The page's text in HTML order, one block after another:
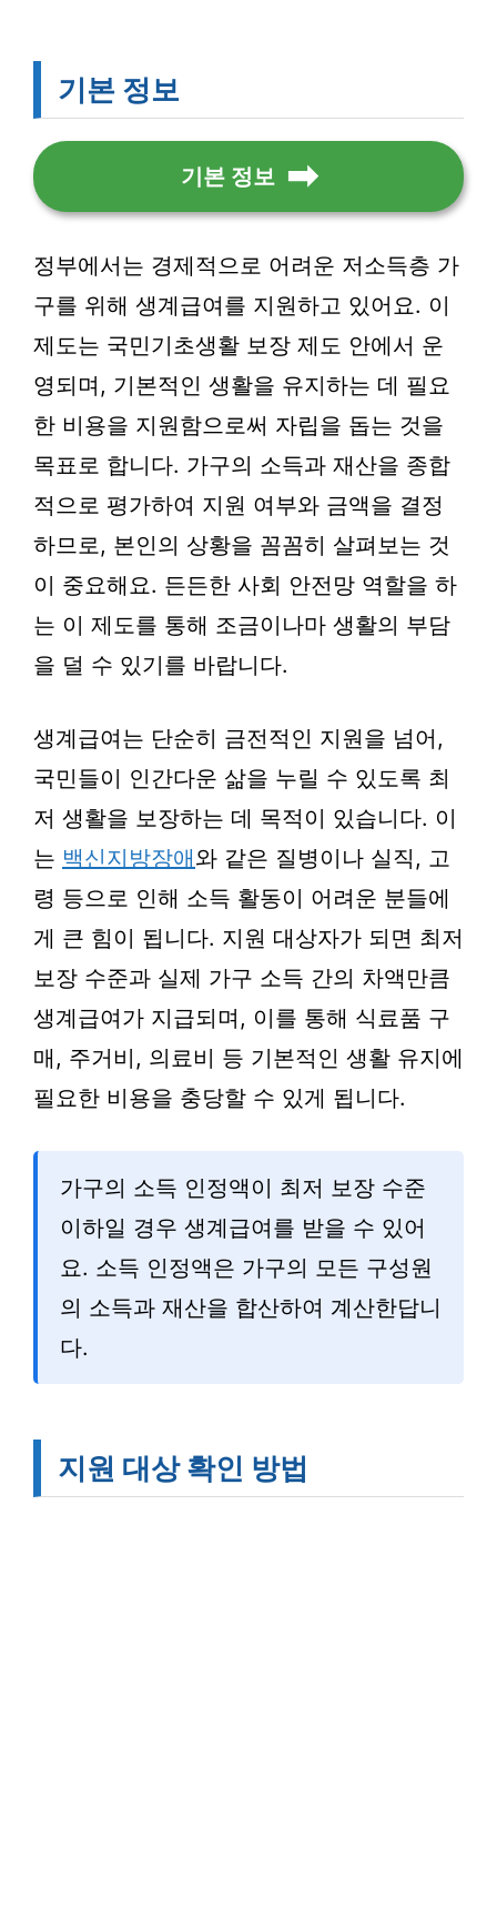
기본 정보
기본 정보
정부에서는 경제적으로 어려운 저소득층 가
구를 위해 생계급여를 지원하고 있어요. 이
제도는 국민기초생활 보장 제도 안에서 운
영되며, 기본적인 생활을 유지하는 데 필요
한 비용을 지원함으로써 자립을 돕는 것을
목표로 합니다. 가구의 소득과 재산을 종합
적으로 평가하여 지원 여부와 금액을 결정
하므로, 본인의 상황을 꼼꼼히 살펴보는 것
이 중요해요. 든든한 사회 안전망 역할을 하
는 이 제도를 통해 조금이나마 생활의 부담
을 덜 수 있기를 바랍니다.
생계급여는 단순히 금전적인 지원을 넘어,
국민들이 인간다운 삶을 누릴 수 있도록 최
저 생활을 보장하는 데 목적이 있습니다. 이
는 백신지방장애와 같은 질병이나 실직, 고
령 등으로 인해 소득 활동이 어려운 분들에
게 큰 힘이 됩니다. 지원 대상자가 되면 최저
보장 수준과 실제 가구 소득 간의 차액만큼
생계급여가 지급되며, 이를 통해 식료품 구
매, 주거비, 의료비 등 기본적인 생활 유지에
필요한 비용을 충당할 수 있게 됩니다.
가구의 소득 인정액이 최저 보장 수준
이하일 경우 생계급여를 받을 수 있어
요. 소득 인정액은 가구의 모든 구성원
의 소득과 재산을 합산하여 계산한답니
다.
지원 대상 확인 방법